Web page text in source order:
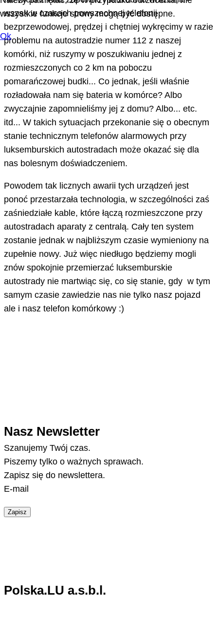
wszak w czasach powszechnej telefonii
bezprzewodowej, prędzej i chętniej wykręcimy w razie
problemu na autostradzie numer 112 z naszej
komórki, niż ruszymy w poszukiwaniu jednej z
rozmieszczonych co 2 km na poboczu
pomarańczowej budki... Co jednak, jeśli właśnie
rozładowała nam się bateria w komórce? Albo
zwyczajnie zapomnieliśmy jej z domu? Albo... etc.
itd... W takich sytuacjach przekonanie się o obecnym
stanie technicznym telefonów alarmowych przy
luksemburskich autostradach może okazać się dla
nas bolesnym doświadczeniem.
Powodem tak licznych awarii tych urządzeń jest
ponoć przestarzała technologia, w szczególności zaś
zaśniedziałe kable, które łączą rozmieszczone przy
autostradach aparaty z centralą. Cały ten system
zostanie jednak w najbliższym czasie wymieniony na
zupełnie nowy. Już więc niedługo będziemy mogli
znów spokojnie przemierzać luksemburskie
autostrady nie martwiąc się, co się stanie, gdy w tym
samym czasie zawiedzie nas nie tylko nasz pojazd
ale i nasz telefon komórkowy :)
Nasz Newsletter
Szanujemy Twój czas.
Piszemy tylko o ważnych sprawach.
Zapisz się do newslettera.
E-mail
Zapisz
Polska.LU a.s.b.l.
wszystkie funkcje strony mogą być dostępne.
Ok